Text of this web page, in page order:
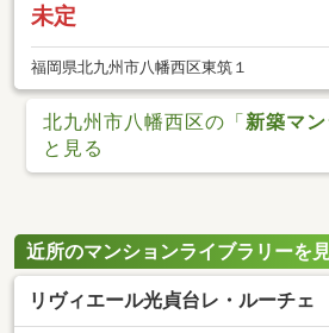
未定
福岡県北九州市八幡西区東筑１
北九州市八幡西区の「新築マ
と見る
近所のマンションライブラリーを
リヴィエール光貞台レ・ルーチェ